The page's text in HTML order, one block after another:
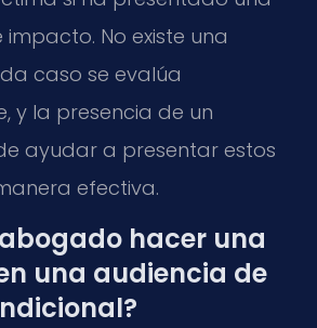
No existe una
caso se evalúa
y la presencia de un
ayudar a presentar estos
efectiva.
hacer una
una audiencia de